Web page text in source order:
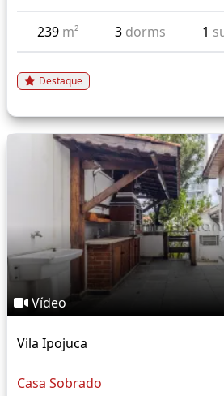
239 m² 3 dorms 1
Destaque
Vídeo
Vila Ipojuca
Casa Sobrado